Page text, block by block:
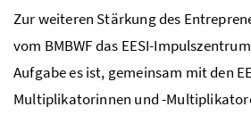
Zur weiteren Stärkung des
vom BMBWFdas EESI-
Aufgabe es ist, gemeinsam mit den
Multiplikatorinnen und -